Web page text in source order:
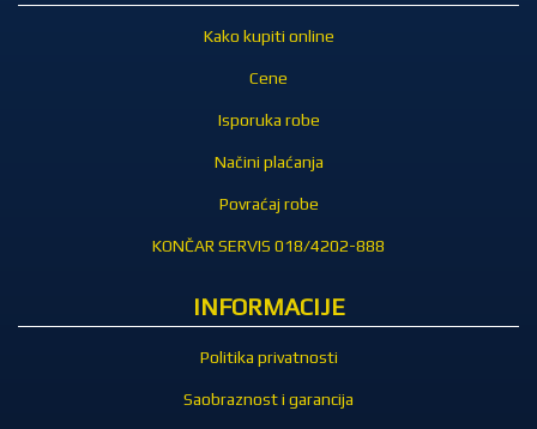
Kako kupiti online
Cene
Isporuka robe
Načini plaćanja
Povraćaj robe
KONČAR SERVIS 018/4202-888
INFORMACIJE
Politika privatnosti
Saobraznost i garancija